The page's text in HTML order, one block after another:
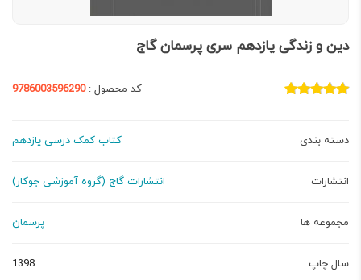
دین و زندگی یازدهم سری پرسمان گاج
کد محصول :9786003596290
دسته بندی کتاب کمک درسی یازدهم
انتشارات انتشارات گاج (گروه آموزشی جوکار)
مجموعه ها پرسمان
سال چاپ 1398